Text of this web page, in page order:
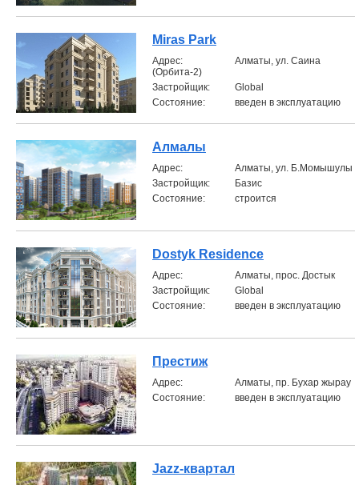
Miras Park
Aдрес:
Алматы, ул. Саина
(Орбита-2)
Застройщик:
Global
Состояние:
введен в эксплуатацию
Алмалы
Aдрес:
Алматы, ул. Б.Момышулы
Застройщик:
Базис
Состояние:
строится
Dostyk Residence
Aдрес:
Алматы, прос. Достык
Застройщик:
Global
Состояние:
введен в эксплуатацию
Престиж
Aдрес:
Алматы, пр. Бухар жырау
Состояние:
введен в эксплуатацию
Jazz-квартал